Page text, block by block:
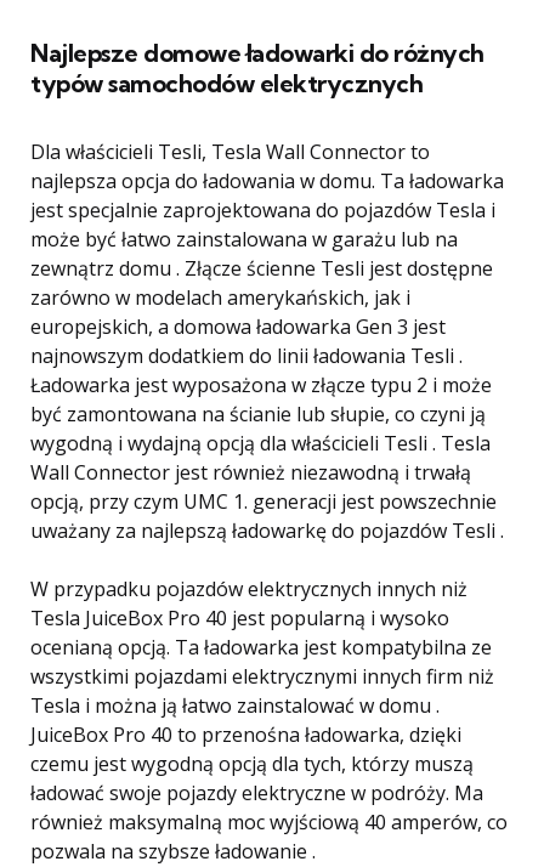
Najlepsze domowe ładowarki do różnych
typów samochodów elektrycznych
Dla właścicieli Tesli, Tesla Wall Connector to
najlepsza opcja do ładowania w domu. Ta ładowarka
jest specjalnie zaprojektowana do pojazdów Tesla i
może być łatwo zainstalowana w garażu lub na
zewnątrz domu . Złącze ścienne Tesli jest dostępne
zarówno w modelach amerykańskich, jak i
europejskich, a domowa ładowarka Gen 3 jest
najnowszym dodatkiem do linii ładowania Tesli .
Ładowarka jest wyposażona w złącze typu 2 i może
być zamontowana na ścianie lub słupie, co czyni ją
wygodną i wydajną opcją dla właścicieli Tesli . Tesla
Wall Connector jest również niezawodną i trwałą
opcją, przy czym UMC 1. generacji jest powszechnie
uważany za najlepszą ładowarkę do pojazdów Tesli .
W przypadku pojazdów elektrycznych innych niż
Tesla JuiceBox Pro 40 jest popularną i wysoko
ocenianą opcją. Ta ładowarka jest kompatybilna ze
wszystkimi pojazdami elektrycznymi innych firm niż
Tesla i można ją łatwo zainstalować w domu .
JuiceBox Pro 40 to przenośna ładowarka, dzięki
czemu jest wygodną opcją dla tych, którzy muszą
ładować swoje pojazdy elektryczne w podróży. Ma
również maksymalną moc wyjściową 40 ​​amperów, co
pozwala na szybsze ładowanie .